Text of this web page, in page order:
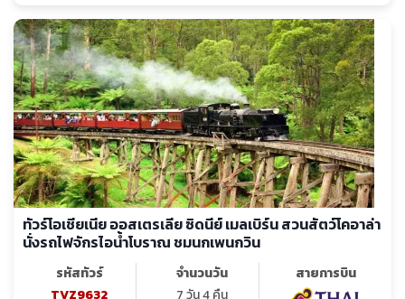
ทัวร์โอเชียเนีย ออสเตรเลีย ซิดนีย์ เมลเบิร์น สวนสัตว์โคอาล่า
นั่งรถไฟจักรไอน้ำโบราณ ชมนกเพนกวิน
รหัสทัวร์
TVZ9632
จำนวนวัน
7 วัน 4 คืน
สายการบิน